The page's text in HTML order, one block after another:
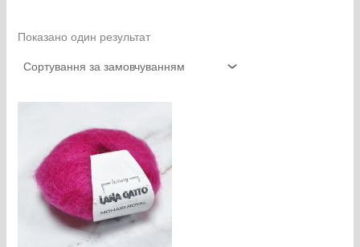
Показано один результат